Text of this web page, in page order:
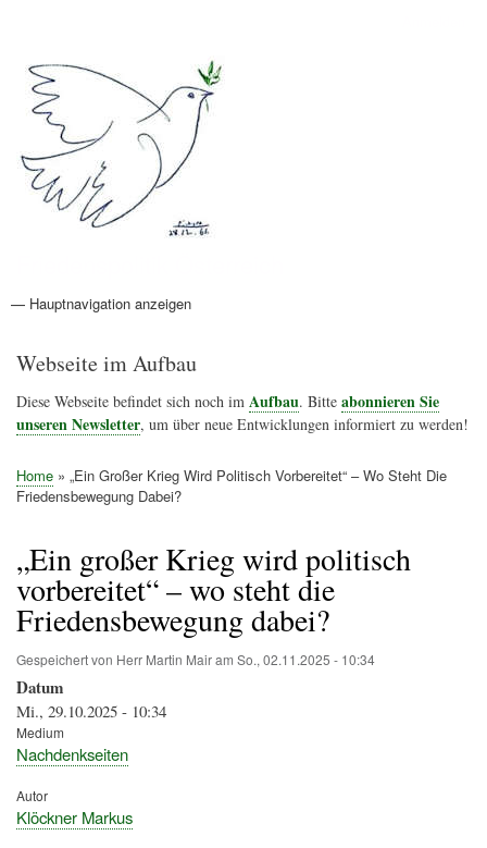
Hauptnavigation
— Hauptnavigation anzeigen
Aktionen
Friedensbewegung
Friedensprojekte
Home
Konflikte
Links
Narichtenlinks
News
Politik
Termine
Texte
Kunst
Friedensexperten
Friedensforschung
Friedensinitiativen
Friedensnachrichten
Webseite im Aufbau
Diese Webseite befindet sich noch im Aufbau. Bitte abonnieren Sie
unseren Newsletter, um über neue Entwicklungen informiert zu werden!
Pfadnavigation
Home
„Ein Großer Krieg Wird Politisch Vorbereitet“ – Wo Steht Die
Friedensbewegung Dabei?
„Ein großer Krieg wird politisch
vorbereitet“ – wo steht die
Friedensbewegung dabei?
Gespeichert von Herr Martin Mairam So., 02.11.2025 - 10:34
Datum
Mi., 29.10.2025 - 10:34
Medium
Nachdenkseiten
Autor
Klöckner Markus